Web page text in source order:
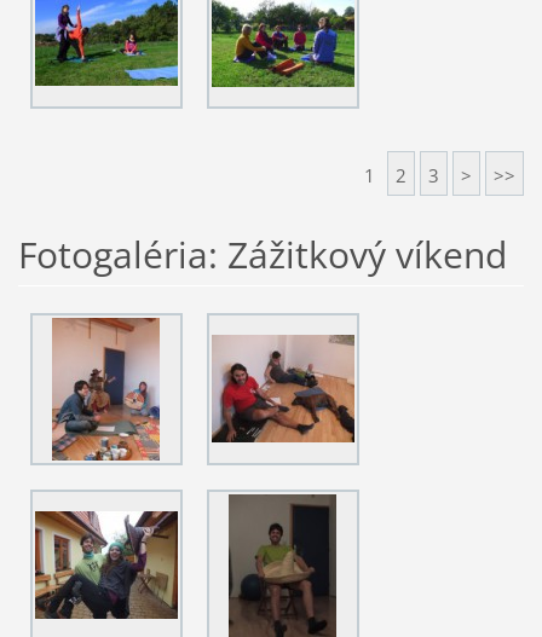
1 2 3 > >>
Fotogaléria: Zážitkový víkend